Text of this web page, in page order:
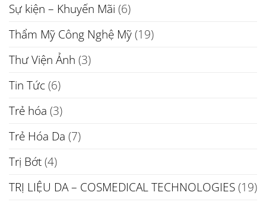
Sự kiện – Khuyến Mãi (6)
Thẩm Mỹ Công Nghệ Mỹ(19)
Thư Viện Ảnh (3)
Tin Tức(6)
Trẻ hóa (3)
Trẻ Hóa Da (7)
Trị Bớt(4)
TRỊ LIỆU DA – COSMEDICAL TECHNOLOGIES(19)